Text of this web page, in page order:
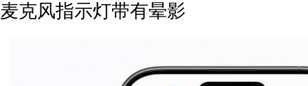
麦克风指示灯带有晕影